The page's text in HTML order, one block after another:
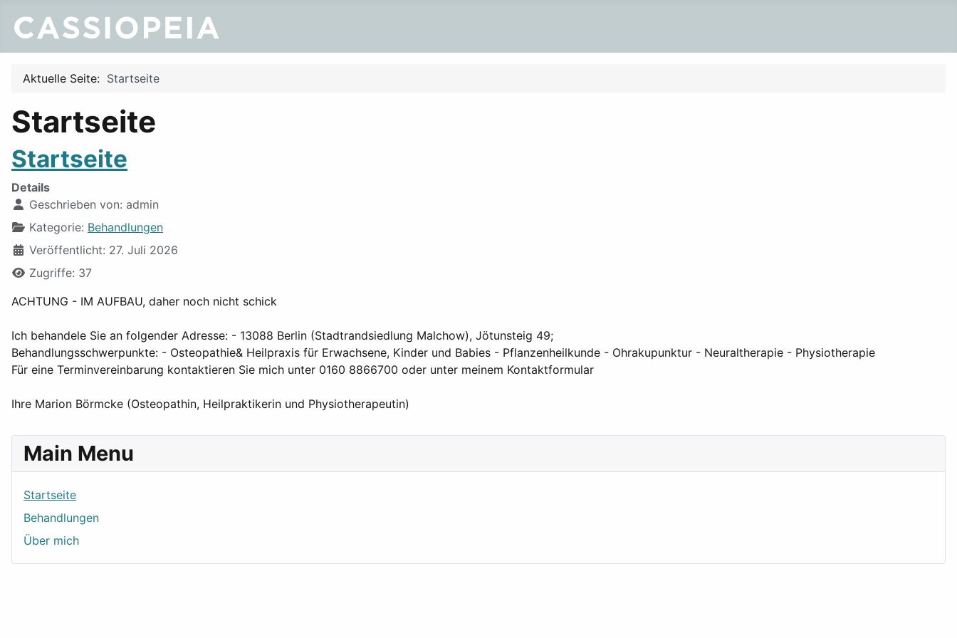
Aktuelle Seite: Startseite
Startseite
Startseite
Details
Geschrieben von: admin
Kategorie: Behandlungen
Veröffentlicht: 27. Juli 2026
Zugriffe: 37
ACHTUNG - IM AUFBAU, daher noch nicht schick
Ich behandele Sie an folgender Adresse: - 13088 Berlin (Stadtrandsiedlung Malchow), Jötunsteig 49;
Behandlungsschwerpunkte: - Osteopathie& Heilpraxis für Erwachsene, Kinder und Babies - Pflanzenheilkunde - Ohrakupunktur - Neuraltherapie - Physiotherapie
Für eine Terminvereinbarung kontaktieren Sie mich unter 0160 8866700 oder unter meinem Kontaktformular
Ihre Marion Börmcke (Osteopathin, Heilpraktikerin und Physiotherapeutin)
Main Menu
Startseite
Behandlungen
Über mich